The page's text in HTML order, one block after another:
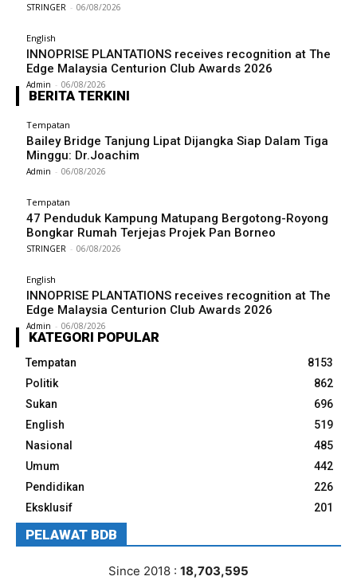
STRINGER - 06/08/2026
English
INNOPRISE PLANTATIONS receives recognition at The
Edge Malaysia Centurion Club Awards 2026
Admin - 06/08/2026
BERITA TERKINI
Tempatan
Bailey Bridge Tanjung Lipat Dijangka Siap Dalam Tiga
Minggu: Dr.Joachim
Admin - 06/08/2026
Tempatan
47 Penduduk Kampung Matupang Bergotong-Royong
Bongkar Rumah Terjejas Projek Pan Borneo
STRINGER - 06/08/2026
English
INNOPRISE PLANTATIONS receives recognition at The
Edge Malaysia Centurion Club Awards 2026
Admin - 06/08/2026
KATEGORI POPULAR
Tempatan
8153
Politik
862
Sukan
696
English
519
Nasional
485
Umum
442
Pendidikan
226
Eksklusif
201
PELAWAT BDB
Since 2018 : 18,703,595